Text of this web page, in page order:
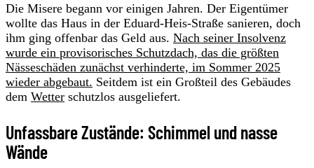
Die Misere begann vor einigen Jahren. Der Eigentümer
wollte das Haus in der Eduard-Heis-Straße sanieren, doch
ihm ging offenbar das Geld aus. Nach seiner Insolvenz
wurde ein provisorisches Schutzdach, das die größten
Nässeschäden zunächst verhinderte, im Sommer 2025
wieder abgebaut. Seitdem ist ein Großteil des Gebäudes
dem Wetter schutzlos ausgeliefert.
Unfassbare Zustände: Schimmel und nasse
Wände